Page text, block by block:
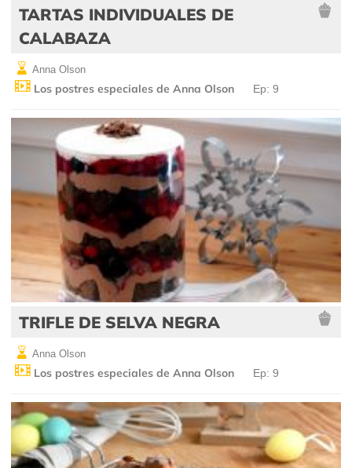
TARTAS INDIVIDUALES DE
CALABAZA
Anna Olson
Los postres especiales de Anna Olson Ep: 9
TRIFLE DE SELVA NEGRA
Anna Olson
Los postres especiales de Anna Olson Ep: 9